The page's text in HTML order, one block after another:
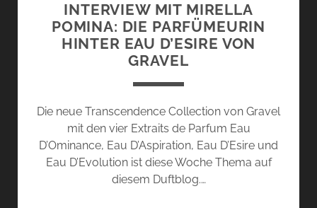
INTERVIEW MIT MIRELLA
POMINA: DIE PARFÜMEURIN
HINTER EAU D’ESIRE VON
GRAVEL
Die neue Transcendence Collection von Gravel
mit den vier Extraits de Parfum Eau
D’Ominance, Eau D’Aspiration, Eau D’Esire und
Eau D’Evolution ist diese Woche Thema auf
diesem Duftblog.…